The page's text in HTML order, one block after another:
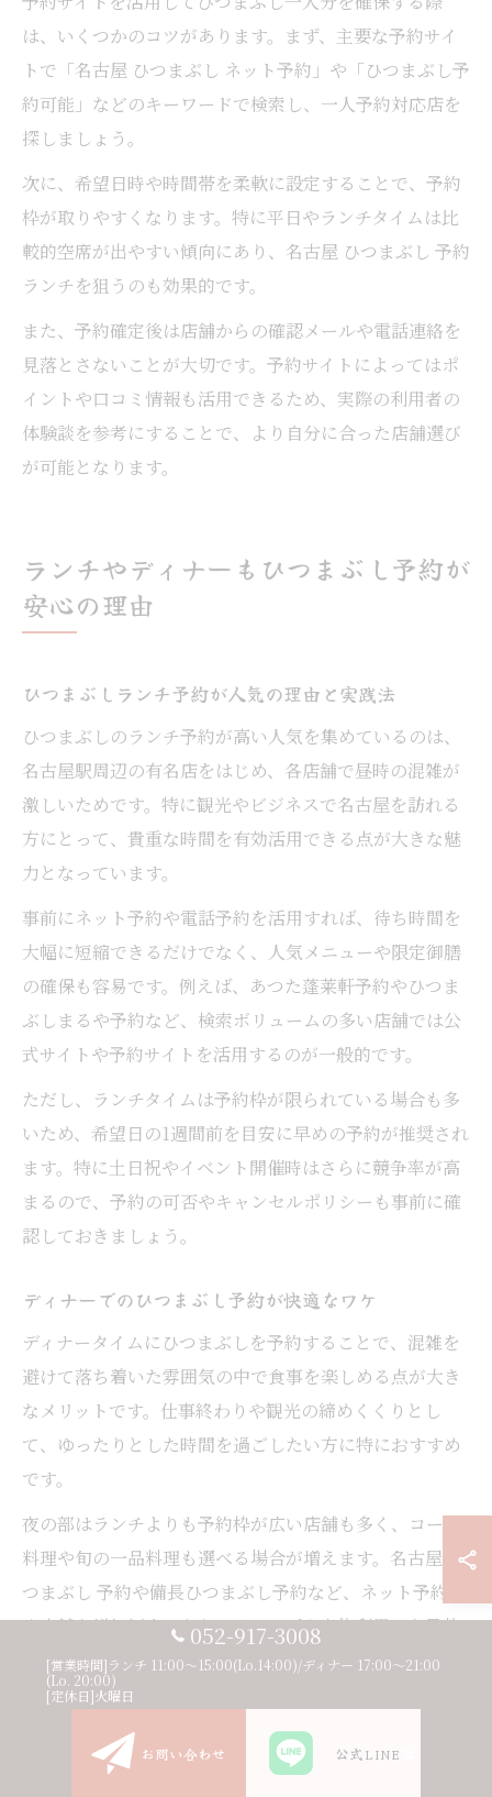
は、いくつかのコツがあります。まず、主要な予約サイ
トで「名古屋 ひつまぶし ネット予約」や「ひつまぶし予
約可能」などのキーワードで検索し、一人予約対応店を
探しましょう。
次に、希望日時や時間帯を柔軟に設定することで、予約
枠が取りやすくなります。特に平日やランチタイムは比
較的空席が出やすい傾向にあり、名古屋 ひつまぶし 予約
ランチを狙うのも効果的です。
また、予約確定後は店舗からの確認メールや電話連絡を
見落とさないことが大切です。予約サイトによってはポ
イントや口コミ情報も活用できるため、実際の利用者の
体験談を参考にすることで、より自分に合った店舗選び
が可能となります。
ランチやディナーもひつまぶし予約が
安心の理由
ひつまぶしランチ予約が人気の理由と実践法
ひつまぶしのランチ予約が高い人気を集めているのは、
名古屋駅周辺の有名店をはじめ、各店舗で昼時の混雑が
激しいためです。特に観光やビジネスで名古屋を訪れる
方にとって、貴重な時間を有効活用できる点が大きな魅
力となっています。
事前にネット予約や電話予約を活用すれば、待ち時間を
大幅に短縮できるだけでなく、人気メニューや限定御膳
の確保も容易です。例えば、あつた蓬莱軒予約やひつま
ぶしまるや予約など、検索ボリュームの多い店舗では公
式サイトや予約サイトを活用するのが一般的です。
ただし、ランチタイムは予約枠が限られている場合も多
いため、希望日の1週間前を目安に早めの予約が推奨され
ます。特に土日祝やイベント開催時はさらに競争率が高
まるので、予約の可否やキャンセルポリシーも事前に確
認しておきましょう。
ディナーでのひつまぶし予約が快適なワケ
ディナータイムにひつまぶしを予約することで、混雑を
避けて落ち着いた雰囲気の中で食事を楽しめる点が大き
なメリットです。仕事終わりや観光の締めくくりとし
て、ゆったりとした時間を過ごしたい方に特におすすめ
です。
夜の部はランチよりも予約枠が広い店舗も多く、コース
料理や旬の一品料理も選べる場合が増えます。名古屋 ひ
つまぶし 予約や備長ひつまぶし予約など、ネット予約対
応店舗も増加傾向にあり、グループや家族利用にも柔軟
に対応できます。
注意点として、ディナータイムは宴会や団体予約が入り
やすい時期があるため、希望時間の確保には早めの計画
が必要です。予約時には、人数やアレルギー対応、座席
052-917-3008
[営業時間]ランチ 11:00〜15:00(Lo.14:00)/ディナー 17:00〜21:00
(Lo. 20:00)
[定休日]火曜日
お問い合わせ 公式LINE